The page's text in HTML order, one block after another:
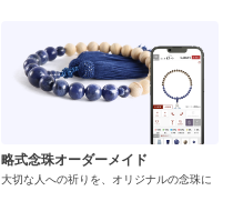
略式念珠オーダーメイド
大切な人への祈りを、オリジナルの念珠に